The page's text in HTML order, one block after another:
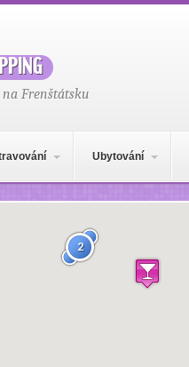
Frenštátsku
Ubytování
2